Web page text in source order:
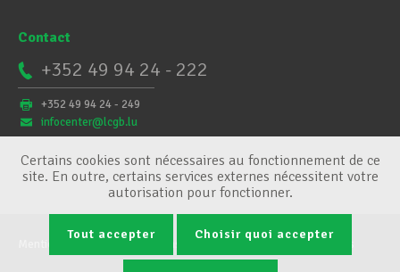
Contact
+352 49 94 24 - 222
+352 49 94 24 - 249
infocenter@lcgb.lu
Conditions générales Gestion des cookies
Certains cookies sont nécessaires au fonctionnement de ce
site. En outre, certains services externes nécessitent votre
autorisation pour fonctionner.
Tout accepter Choisir quoi accepter